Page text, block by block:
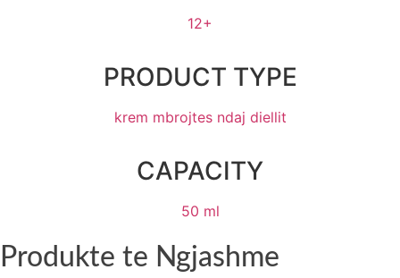
12+
PRODUCT TYPE
krem mbrojtes ndaj diellit
CAPACITY
50 ml
Produkte te Ngjashme